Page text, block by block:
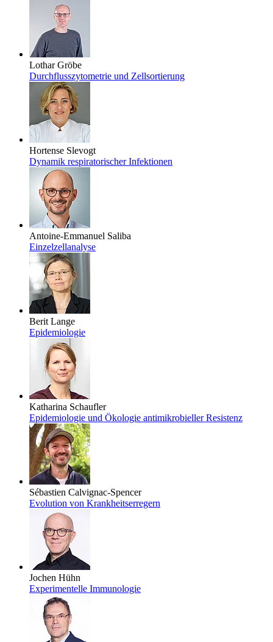
Lothar Gröbe
Durchflusszytometrie und Zellsortierung
Hortense Slevogt
Dynamik respiratorischer Infektionen
Antoine-Emmanuel Saliba
Einzelzellanalyse
Berit Lange
Epidemiologie
Katharina Schaufler
Epidemiologie und Ökologie antimikrobieller Resistenz
Sébastien Calvignac-Spencer
Evolution von Krankheitserregern
Jochen Hühn
Experimentelle Immunologie